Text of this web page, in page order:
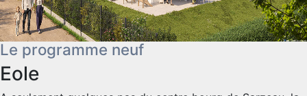
Le programme neuf
Eole